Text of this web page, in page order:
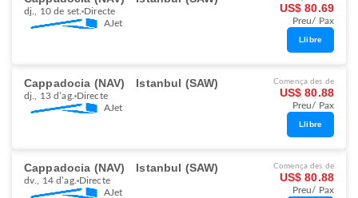
dj., 10 de set. Directe
AJet
US$ 80.69
Preu/ Pax
Llibre
Cappadocia (NAV) Istanbul (SAW)
dj., 13 d’ag. Directe
AJet
Comença des de
US$ 80.88
Preu/ Pax
Llibre
Cappadocia (NAV) Istanbul (SAW)
dv., 14 d’ag. Directe
AJet
Comença des de
US$ 80.88
Preu/ Pax